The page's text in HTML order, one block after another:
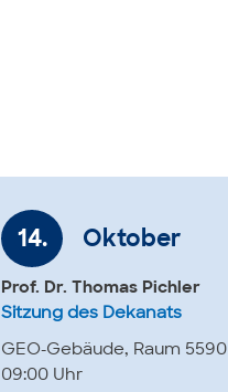
14. Oktober
Prof. Dr. Thomas Pichler
Sitzung des Dekanats
GEO-Gebäude, Raum 5590
09:00 Uhr